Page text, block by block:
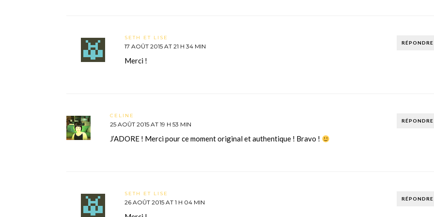
RÉPONDRE
SETH ET LISE
17 AOÛT 2015 AT 21 H 34 MIN
Merci !
RÉPONDRE
CELINE
25 AOÛT 2015 AT 19 H 53 MIN
J’ADORE ! Merci pour ce moment original et authentique ! Bravo !
RÉPONDRE
SETH ET LISE
26 AOÛT 2015 AT 1 H 04 MIN